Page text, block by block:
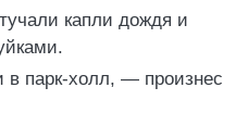
капли дождя и
парк-холл, — произнес